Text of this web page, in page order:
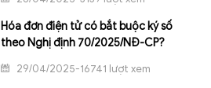
Hóa đơn điện tử có bắt buộc ký số
theo Nghị định 70/2025/NĐ-CP?
29/04/2025-16741 lượt xem